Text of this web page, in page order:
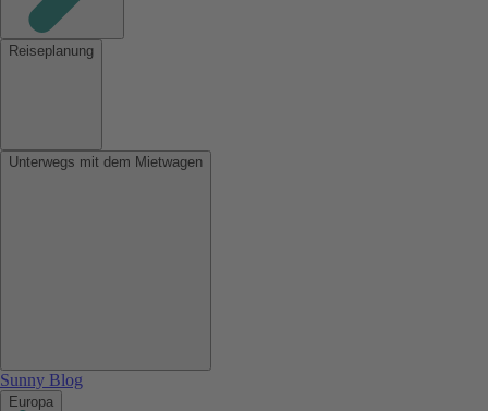
Reiseplanung
Unterwegs mit dem Mietwagen
Sunny Blog
Europa